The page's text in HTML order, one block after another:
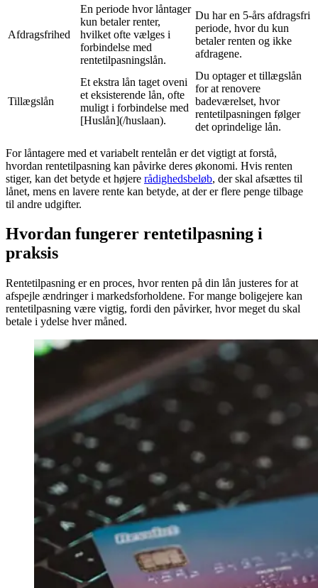
Afdragsfrihed
En periode hvor låntager
kun betaler renter,
hvilket ofte vælges i
forbindelse med
rentetilpasningslån.
Du har en 5-års afdragsfri
periode, hvor du kun
betaler renten og ikke
afdragene.
Tillægslån
Et ekstra lån taget oveni
et eksisterende lån, ofte
muligt i forbindelse med
[Huslån](/huslaan).
Du optager et tillægslån
for at renovere
badeværelset, hvor
rentetilpasningen følger
det oprindelige lån.
For låntagere med et variabelt rentelån er det vigtigt at forstå,
hvordan rentetilpasning kan påvirke deres økonomi. Hvis renten
stiger, kan det betyde et højere rådighedsbeløb, der skal afsættes til
lånet, mens en lavere rente kan betyde, at der er flere penge tilbage
til andre udgifter.
Hvordan fungerer rentetilpasning i
praksis
Rentetilpasning er en proces, hvor renten på din lån justeres for at
afspejle ændringer i markedsforholdene. For mange boligejere kan
rentetilpasning være vigtig, fordi den påvirker, hvor meget du skal
betale i ydelse hver måned.